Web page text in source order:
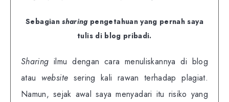
Sebagiansharingpengetahuan yang pernah saya
tulis di blog pribadi.
Sharing ilmu dengan cara menuliskannya di blog
atau website sering kali rawan terhadap plagiat.
Namun, sejak awal saya menyadari itu risiko yang